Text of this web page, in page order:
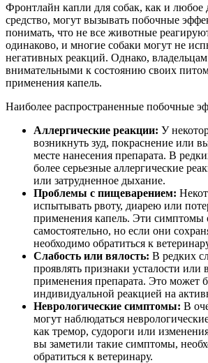
Фронтлайн капли для собак, как и любое
средство, могут вызывать побочные
понимать, что не все животные
одинаково, и многие собаки могут не
негативных реакций. Однако,
внимательными к состоянию своих
применения капель.
Наиболее распространенные побочные
Аллергические реакции: У
возникнуть зуд, покраснение или
месте нанесения препарата. В
более серьезные аллергические
или затрудненное дыхание.
Проблемы с пищеварением:
испытывать рвоту, диарею или
применения капель. Эти симптомы
самостоятельно, но если они
необходимо обратиться к
Слабость или вялость: В редких
проявлять признаки усталости или
применения препарата. Это может
индивидуальной реакцией на
Неврологические симптомы: В
могут наблюдаться
как тремор, судороги или
вы заметили такие симптомы,
обратиться к ветеринару.